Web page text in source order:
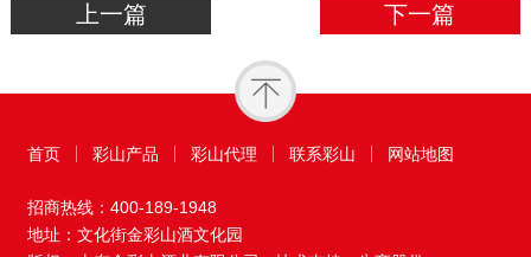
上一篇 下一篇
首页 彩山产品 彩山代理 联系彩山 网站地图
招商热线： 400-189-1948
地址：文化街金彩山酒文化园